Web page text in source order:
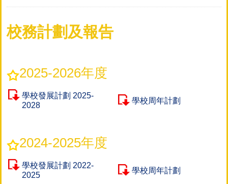
航
連
結
校務計劃及報告
2025-2026年度
學校發展計劃 2025-
2028
學校周年計劃
2024-2025年度
學校發展計劃 2022-
2025
學校周年計劃